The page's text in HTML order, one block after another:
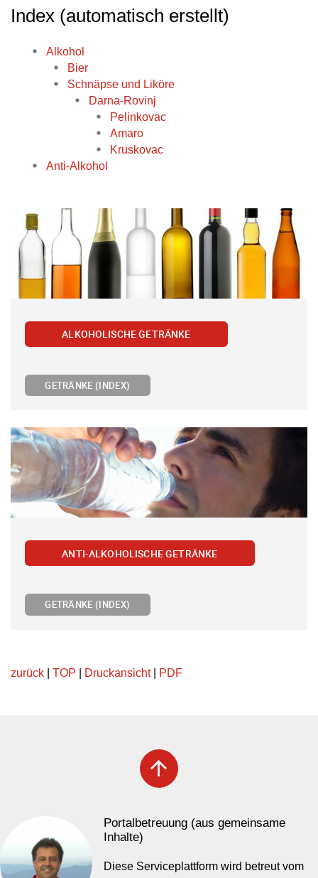
Index (automatisch erstellt)
Alkohol
Bier
Schnäpse und Liköre
Darna-Rovinj
Pelinkovac
Amaro
Kruskovac
Anti-Alkohol
ALKOHOLISCHE GETRÄNKE
GETRÄNKE (INDEX)
ANTI-ALKOHOLISCHE GETRÄNKE
GETRÄNKE (INDEX)
zurück TOP Druckansicht| PDF
arrow_upward
Portalbetreuung (aus gemeinsame
Inhalte)
Diese Serviceplattform wird betreut vom